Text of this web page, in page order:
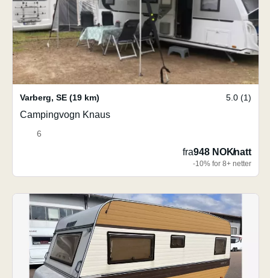
Varberg, SE (19 km) 5.0 (1)
Campingvogn Knaus
6
fra948 NOK/natt
-10% for 8+ netter